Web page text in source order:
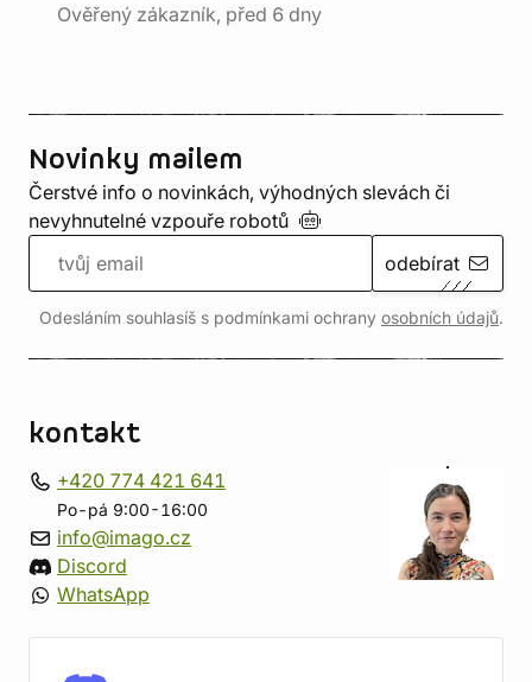
Ověřený zákazník, před 6 dny
Novinky mailem
Čerstvé info o novinkách, výhodných slevách či
nevyhnutelné vzpouře robotů
odebírat
Odesláním souhlasíš s podmínkami ochrany osobních údajů.
kontakt
+420 774 421 641
Po-pá 9:00-16:00
info@imago.cz
Discord
WhatsApp